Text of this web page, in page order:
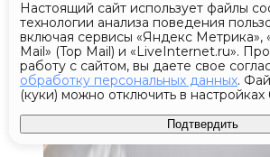
Настоящий сайт использует файлы
технологии анализа поведения
включая сервисы «Яндекс Метрика»,
Mail» (Top Mail) и «LiveInternet.ru».
работу с сайтом, вы даете свое
обработку персональных данных.
(куки) можно отключить в настройках
Подтвердить